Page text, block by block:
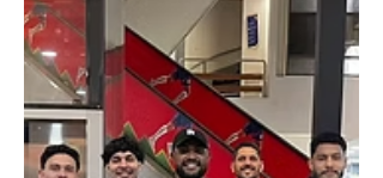
Sul-Centro Americano de Clubes, que está
sendo realizado em Assunção no
Paraguai. A estreia do time taubateano
será hoje, às 20h00, contra a equipe Luque
do Paraguai. O jogo acontece no Ueno
COP Arena. você poderá acompanhara o
jogo com imagens ao vivo pelo canal